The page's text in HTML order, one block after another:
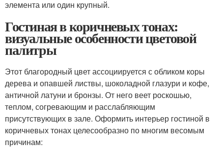
элемента или один крупный.
Гостиная в коричневых тонах:
визуальные особенности цветовой
палитры
Этот благородный цвет ассоциируется с обликом коры
дерева и опавшей листвы, шоколадной глазури и кофе,
античной латуни и бронзы. От него веет роскошью,
теплом, согревающим и расслабляющим
присутствующих в зале. Оформить интерьер гостиной в
коричневых тонах целесообразно по многим весомым
причинам: